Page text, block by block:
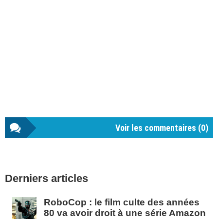
Voir les commentaires (0)
latérale
Derniers articles
RoboCop : le film culte des années
80 va avoir droit à une série Amazon